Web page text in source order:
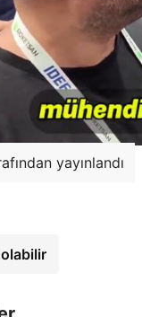
yayınlandı